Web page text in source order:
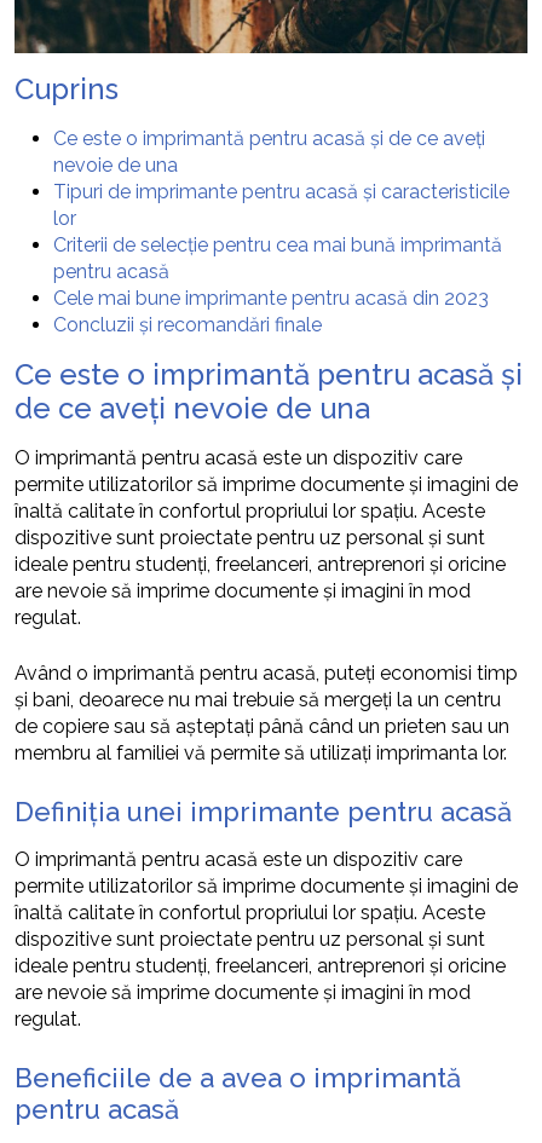
Cuprins
Ce este o imprimantă pentru acasă și de ce aveți
nevoie de una
Tipuri de imprimante pentru acasă și caracteristicile
lor
Criterii de selecție pentru cea mai bună imprimantă
pentru acasă
Cele mai bune imprimante pentru acasă din 2023
Concluzii și recomandări finale
Ce este o imprimantă pentru acasă și
de ce aveți nevoie de una
O imprimantă pentru acasă este un dispozitiv care
permite utilizatorilor să imprime documente și imagini de
înaltă calitate în confortul propriului lor spațiu. Aceste
dispozitive sunt proiectate pentru uz personal și sunt
ideale pentru studenți, freelanceri, antreprenori și oricine
are nevoie să imprime documente și imagini în mod
regulat.
Având o imprimantă pentru acasă, puteți economisi timp
și bani, deoarece nu mai trebuie să mergeți la un centru
de copiere sau să așteptați până când un prieten sau un
membru al familiei vă permite să utilizați imprimanta lor.
Definiția unei imprimante pentru acasă
O imprimantă pentru acasă este un dispozitiv care
permite utilizatorilor să imprime documente și imagini de
înaltă calitate în confortul propriului lor spațiu. Aceste
dispozitive sunt proiectate pentru uz personal și sunt
ideale pentru studenți, freelanceri, antreprenori și oricine
are nevoie să imprime documente și imagini în mod
regulat.
Beneficiile de a avea o imprimantă
pentru acasă